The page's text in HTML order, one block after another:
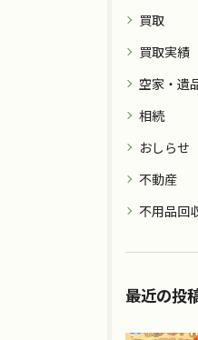
買取
買取実績
空家・遺
相続
おしらせ
不動産
不用品回
最近の投